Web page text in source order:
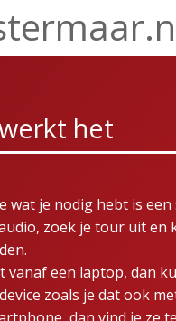
het
wat je nodig hebt is
zoek je tour uit en
vanaf een laptop, dan
zoals je dat ook
dan vind je ze